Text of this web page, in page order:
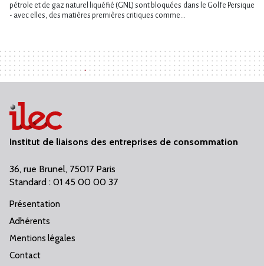
pétrole et de gaz naturel liquéfié (GNL) sont bloquées dans le Golfe Persique
- avec elles, des matières premières critiques comme...
Institut de liaisons des entreprises de consommation
36, rue Brunel, 75017 Paris
Standard : 01 45 00 00 37
Présentation
Adhérents
Mentions légales
Contact